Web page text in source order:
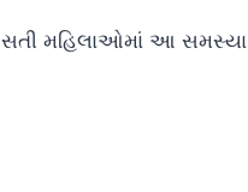
મહિલાઓમાં આ સમસ્યા